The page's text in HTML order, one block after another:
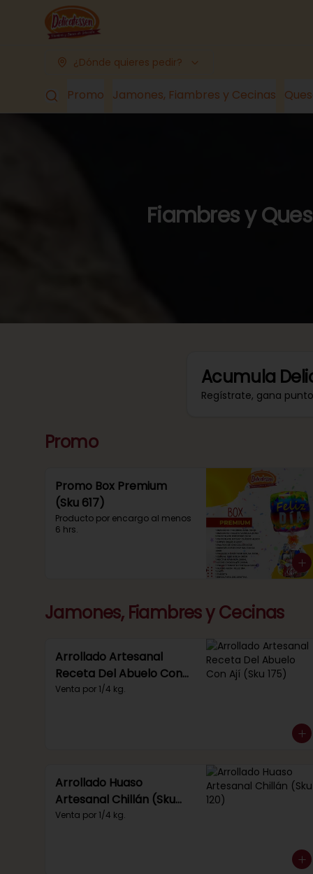
¿Dónde quieres pedir?
Promo Jamones, Fiambres y Cecinas
Fiambres y
Acumula
Regístrate, gana
Promo
Promo Box Premium
(Sku 617)
Producto por encargo al menos
6 hrs.
Jamones, Fiambres y Cecinas
Arrollado Artesanal
Receta Del Abuelo Con
Ají (Sku 175)
Venta por 1/4 kg.
Arrollado Huaso
Artesanal Chillán (Sku
120)
Venta por 1/4 kg.